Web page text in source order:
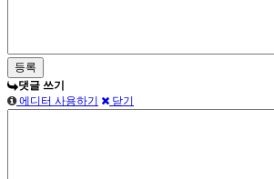
댓글 쓰기
에디터 사용하기
닫기